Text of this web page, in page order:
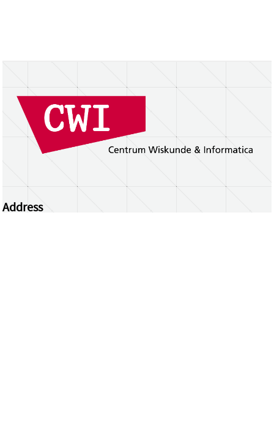
Address